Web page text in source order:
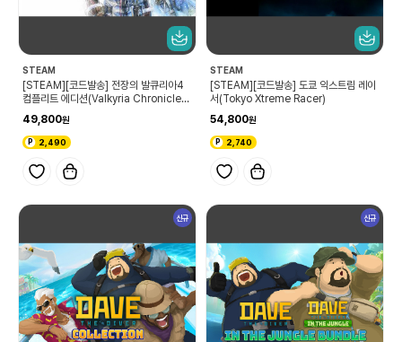
STEAM
[STEAM][코드발송] 전장의 발큐리아4
컴플리트 에디션(Valkyria Chronicles
49,800
2,490
STEAM
[STEAM][코드발송] 도쿄 익스트림 레이
서(Tokyo Xtreme Racer)
54,800
2,740
신규 신규